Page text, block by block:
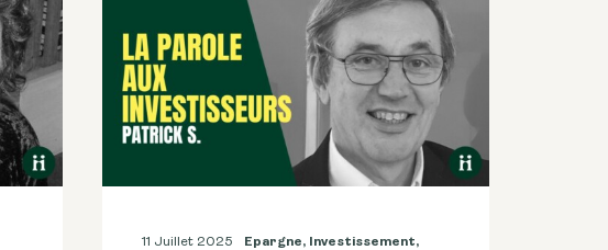
11 Juillet 2025 Epargne, Investissement,